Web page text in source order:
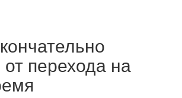
от перехода на